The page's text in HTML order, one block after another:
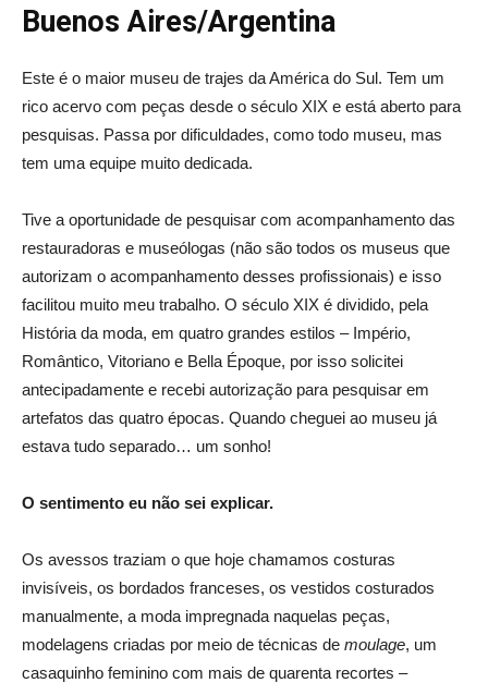
Buenos Aires/Argentina
Este é o maior museu de trajes da América do Sul. Tem um
rico acervo com peças desde o século XIX e está aberto para
pesquisas. Passa por dificuldades, como todo museu, mas
tem uma equipe muito dedicada.
Tive a oportunidade de pesquisar com acompanhamento das
restauradoras e museólogas (não são todos os museus que
autorizam o acompanhamento desses profissionais) e isso
facilitou muito meu trabalho. O século XIX é dividido, pela
História da moda, em quatro grandes estilos – Império,
Romântico, Vitoriano e Bella Époque, por isso solicitei
antecipadamente e recebi autorização para pesquisar em
artefatos das quatro épocas. Quando cheguei ao museu já
estava tudo separado… um sonho!
O sentimento eu não sei explicar.
Os avessos traziam o que hoje chamamos costuras
invisíveis, os bordados franceses, os vestidos costurados
manualmente, a moda impregnada naquelas peças,
modelagens criadas por meio de técnicas de moulage, um
casaquinho feminino com mais de quarenta recortes –